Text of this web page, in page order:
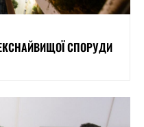
СПОРУДИ